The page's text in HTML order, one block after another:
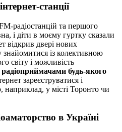
станції
радіостанцій та першого
і діти в моєму гуртку сказали
відкрив двері нових
із колективною
світу і можливість
будь-якого
зареєструватися і
наприклад, у місті Торонто чи
в Україні